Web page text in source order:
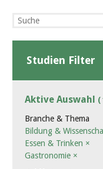
Studien Filter
Aktive Auswahl (
Branche & Thema
Bildung &
Essen & Trinken ×
Gastronomie ×